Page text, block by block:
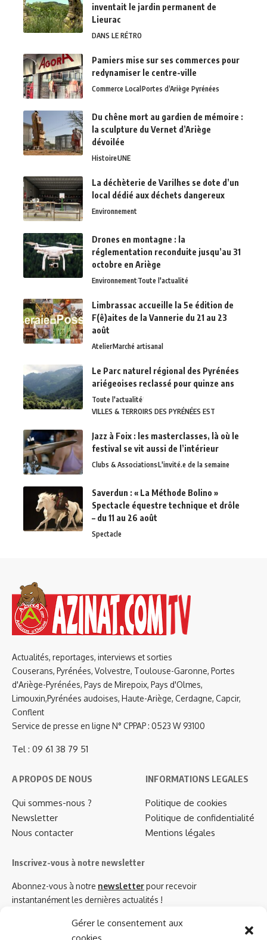
Gérer le consentement aux
inventait le jardin permanent de
Lieurac
DANS LE RÉTRO
Pamiers mise sur ses commerces pour
redynamiser le centre-ville
Commerce LocalPortes d’Ariège Pyrénées
Du chêne mort au gardien de mémoire :
la sculpture du Vernet d’Ariège
dévoilée
HistoireUNE
La déchèterie de Varilhes se dote d’un
local dédié aux déchets dangereux
Environnement
Drones en montagne : la
réglementation reconduite jusqu’au 31
octobre en Ariège
EnvironnementToute l'actualité
Limbrassac accueille la 5e édition de
F(ê)aites de la Vannerie du 21 au 23
août
AtelierMarché artisanal
Le Parc naturel régional des Pyrénées
ariégeoises reclassé pour quinze ans
Toute l'actualité
VILLES & TERROIRS DES PYRÉNÉES EST
Jazz à Foix : les masterclasses, là où le
festival se vit aussi de l’intérieur
Clubs & AssociationsL'invité.e de la semaine
Saverdun : « La Méthode Bolino »
Spectacle équestre technique et drôle
– du 11 au 26 août
Spectacle
Actualités, reportages, interviews et sorties
Couserans, Pyrénées, Volvestre, Toulouse-Garonne, Portes
d'Ariège-Pyrénées, Pays de Mirepoix, Pays d'Olmes,
Limouxin,Pyrénées audoises, Haute-Ariège, Cerdagne, Capcir,
Conflent
Service de presse en ligne N° CPPAP : 0523 W 93100
Tel : 09 61 38 79 51
A PROPOS DE NOUS
Qui sommes-nous ?
Newsletter
Nous contacter
INFORMATIONS LEGALES
Politique de cookies
Politique de confidentialité
Mentions légales
Inscrivez-vous à notre newsletter
Abonnez-vous à notre newsletterpour recevoir
instantanément les dernières actualités !